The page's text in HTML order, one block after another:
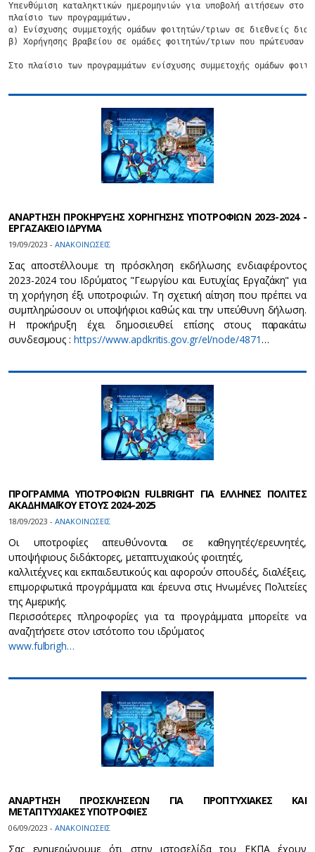
Υπενθύμιση καταληκτικών ημερομηνιών για υποβολή αιτήσεων στο
πλαίσιο των προγραμμάτων,
α) Ενίσχυσης συμμετοχής ομάδων φοιτητών/τριων σε διεθνείς
β) Χορήγησης βραβείου σε ομάδες φοιτητών/τριων που πρώτευσαν
Στο πλαίσιο των προγραμμάτων ενίσχυσης συμμετοχής ομάδων
ΑΝΑΡΤΗΣΗ ΠΡΟΚΗΡΥΞΗΣ ΧΟΡΗΓΗΣΗΣ ΥΠΟΤΡΟΦΙΩΝ 2023-2024 -
ΕΡΓΑΖΑΚΕΙΟ ΙΔΡΥΜΑ
19/09/2023 - ΑΝΑΚΟΙΝΩΣΕΙΣ
Σας αποστέλλουμε τη πρόσκληση εκδήλωσης ενδιαφέροντος
2023-2024 του Ιδρύματος "Γεωργίου και Ευτυχίας Εργαζάκη" για
τη χορήγηση έξι υποτροφιών. Tη σχετική αίτηση που πρέπει να
συμπληρώσουν οι υποψήφιοι καθώς και την υπεύθυνη δήλωση.
Η προκήρυξη έχει δημοσιευθεί επίσης στους παρακάτω
συνδεσμους : https://www.apdkritis.gov.gr/el/node/4871…
ΠΡΟΓΡΑΜΜΑ ΥΠΟΤΡΟΦΙΩΝ FULBRIGHT ΓΙΑ ΕΛΛΗΝΕΣ ΠΟΛΙΤΕΣ
ΑΚΑΔΗΜΑΪΚΟΥ ΕΤΟΥΣ 2024-2025
18/09/2023 - ΑΝΑΚΟΙΝΩΣΕΙΣ
Οι υποτροφίες απευθύνονται σε καθηγητές/ερευνητές,
υποψήφιους διδάκτορες, μεταπτυχιακούς φοιτητές,
καλλιτέχνες και εκπαιδευτικούς και αφορούν σπουδές, διαλέξεις,
επιμορφωτικά προγράμματα και έρευνα στις Ηνωμένες Πολιτείες
της Αμερικής.
Περισσότερες πληροφορίες για τα προγράμματα μπορείτε να
αναζητήσετε στον ιστότοπο του ιδρύματος
www.fulbrigh…
ΑΝΑΡΤΗΣΗ ΠΡΟΣΚΛΗΣΕΩΝ ΓΙΑ ΠΡΟΠΤΥΧΙΑΚΕΣ ΚΑΙ
ΜΕΤΑΠΤΥΧΙΑΚΕΣ ΥΠΟΤΡΟΦΙΕΣ
06/09/2023 - ΑΝΑΚΟΙΝΩΣΕΙΣ
Σας ενημερώνουμε ότι στην ιστοσελίδα του ΕΚΠΑ έχουν